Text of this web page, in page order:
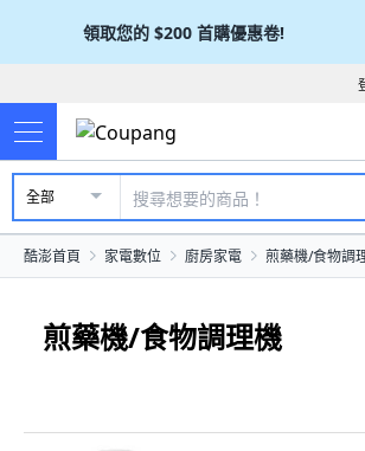
領取您的 $200 首購優惠卷!
全部
酷澎首頁 家電數位 廚房家電 煎藥機/食物調
煎藥機/食物調理機